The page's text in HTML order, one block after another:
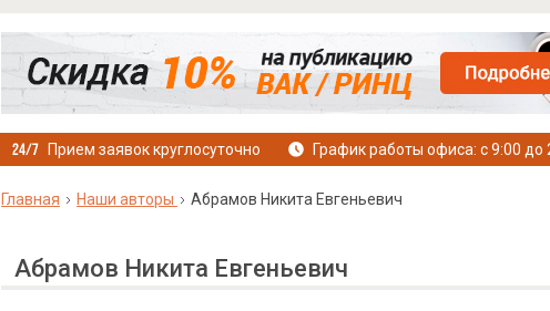
Прием заявок круглосуточно График работы офиса: с 9:00 до
Главная Наши авторы Абрамов Никита Евгеньевич
Абрамов Никита Евгеньевич